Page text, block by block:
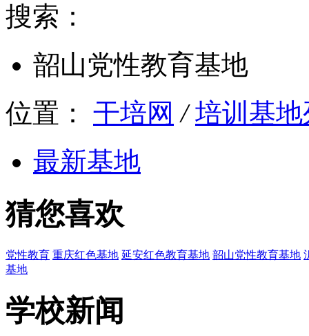
搜索：
韶山党性教育基地
位置：
干培网 / 培训基
最新基地
猜您喜欢
党性教育 重庆红色基地 延安红色教育基地 韶山党性教育基地
基地
学校新闻